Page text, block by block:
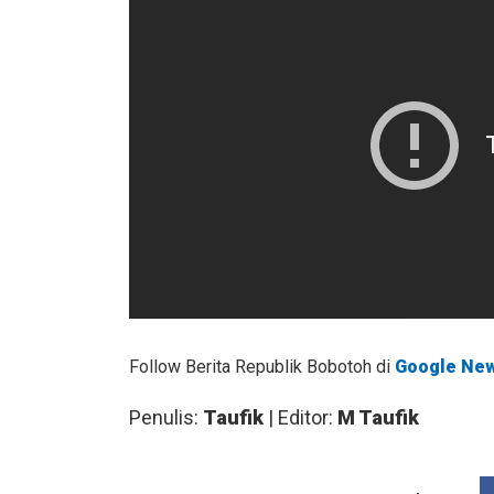
Follow Berita Republik Bobotoh di Google
Penulis: Taufik | Editor: M Taufik